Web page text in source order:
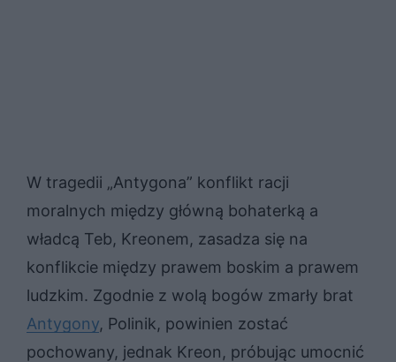
W tragedii „Antygona” konflikt racji
moralnych między główną bohaterką a
władcą Teb, Kreonem, zasadza się na
konflikcie między prawem boskim a prawem
ludzkim. Zgodnie z wolą bogów zmarły brat
Antygony, Polinik, powinien zostać
pochowany, jednak Kreon, próbując umocnić